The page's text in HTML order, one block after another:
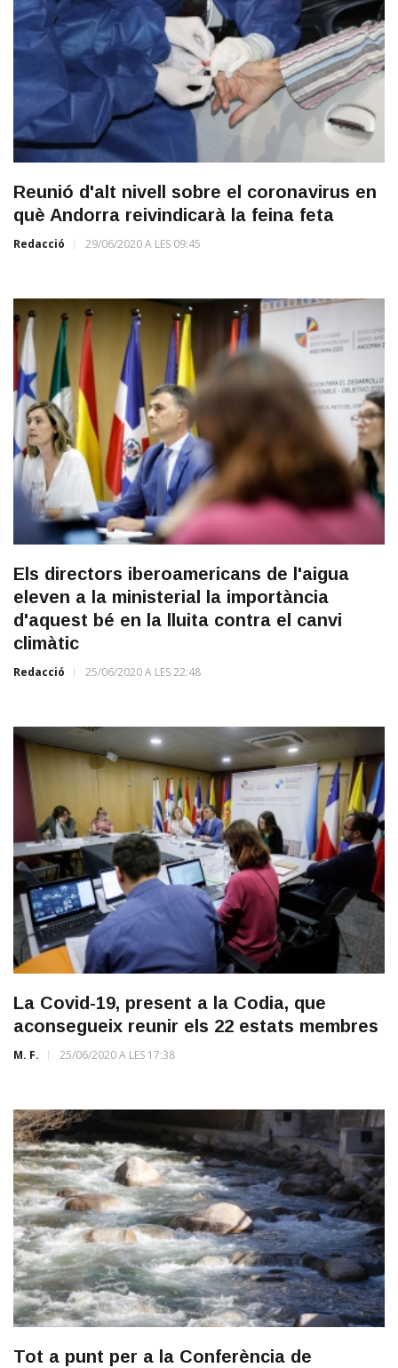
Reunió d'alt nivell sobre el coronavirus en
què Andorra reivindicarà la feina feta
Redacció 29/06/2020 A LES 09:45
Els directors iberoamericans de l'aigua
eleven a la ministerial la importància
d'aquest bé en la lluita contra el canvi
climàtic
Redacció 25/06/2020 A LES 22:48
La Covid-19, present a la Codia, que
aconsegueix reunir els 22 estats membres
M. F. 25/06/2020 A LES 17:38
Tot a punt per a la Conferència de